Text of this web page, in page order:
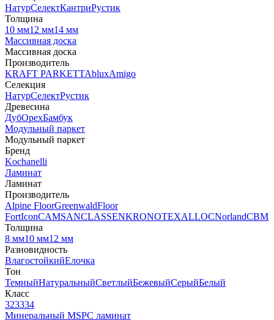
НатурСелектКантриРустик
Толщина
10 мм12 мм14 мм
Массивная доска
Массивная доска
Производитель
KRAFT PARKETTAbluxAmigo
Селекция
НатурСелектРустик
Древесина
ДубОрехБамбук
Модульный паркет
Модульный паркет
Бренд
Kochanelli
Ламинат
Ламинат
Производитель
Alpine FloorGreenwaldFloor
FortIconCAMSANCLASSENKRONOTEXALLOCNorlandCBM
Толщина
8 мм10 мм12 мм
Разновидность
ВлагостойкийЕлочка
Тон
ТемныйНатуральныйСветлыйБежевыйСерыйБелый
Класс
323334
Минеральный MSPC ламинат